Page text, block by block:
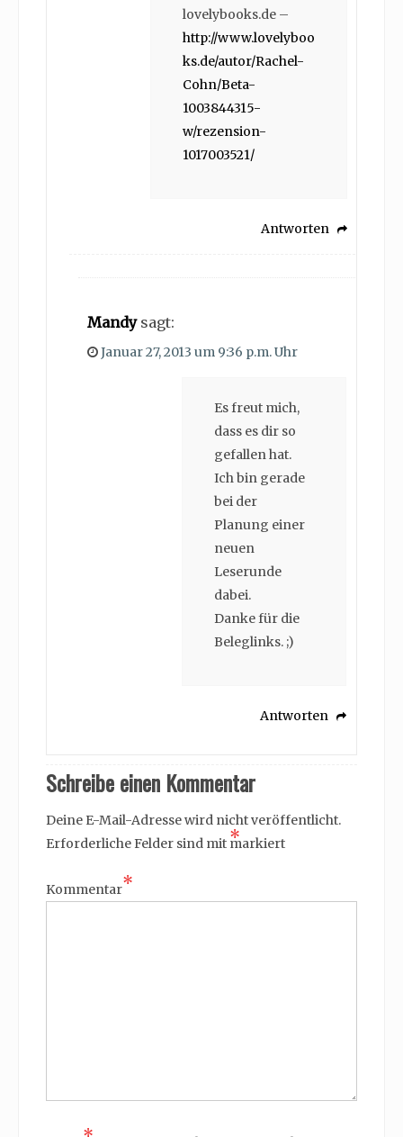
lovelybooks.de –
http://www.lovelyboo
ks.de/autor/Rachel-
Cohn/Beta-
1003844315-
w/rezension-
1017003521/
Antworten
Mandy sagt:
Januar 27, 2013 um 9:36 p.m. Uhr
Es freut mich,
dass es dir so
gefallen hat.
Ich bin gerade
bei der
Planung einer
neuen
Leserunde
dabei.
Danke für die
Beleglinks. ;)
Antworten
Schreibe einen Kommentar
Deine E-Mail-Adresse wird nicht veröffentlicht.
Erforderliche Felder sind mit *
markiert
Kommentar*